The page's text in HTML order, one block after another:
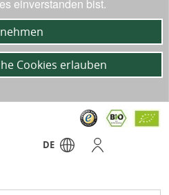
DE
einverstanden bist.
Cookies erlauben